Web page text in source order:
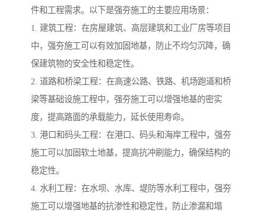
件和工程需求。以下是强夯施工的主要应用场景：
1. 建筑工程：在房屋建筑、高层建筑和工业厂房等项目
中，强夯施工可以有效加固地基，防止不均匀沉降，确
保建筑物的安全性和稳定性。
2. 道路和桥梁工程：在高速公路、铁路、机场跑道和桥
梁等基础设施工程中，强夯施工可以增强地基的密实
度，提高路面的承载能力，延长使用寿命。
3. 港口和码头工程：在港口、码头和海岸工程中，强夯
施工可以加固软土地基，提高抗冲刷能力，确保结构的
稳定性。
4. 水利工程：在水坝、水库、堤防等水利工程中，强夯
施工可以增强地基的抗渗性和稳定性，防止渗漏和塌